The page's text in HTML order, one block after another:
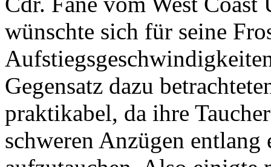
wünschte sich für seine
Gegensatz dazu
praktikabel, da ihre
schweren Anzügen